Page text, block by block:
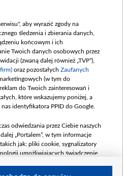
051,21 PLN
mln, październik 350
000,00 PLN
GRUDZIEŃ 2025
mln)
000 000,00 PLN
LUTY 2026 (wpłata
maja 180 mln, 8
000 000,00 PLN
aby wyrazić zgody na
śledzenia i zbierania danych,
końcowym i ich
Twoich danych osobowych przez
(zwaną dalej również „TVP”),
oraz pozostałych Zaufanych
(w tym do
do Twoich zainteresowań i
które wskazujemy poniżej, a
identyfikatora PPID do Google.
odwiedzania przez Ciebie naszych
„Portalem”, w tym informacje
jak: pliki cookie, sygnalizatory
umożliwiających świadczenie